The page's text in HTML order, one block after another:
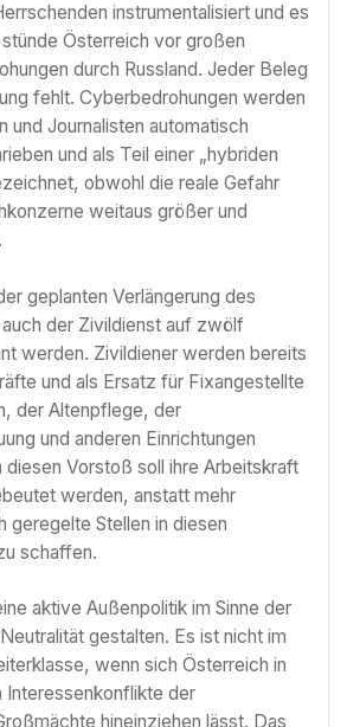
instrumentalisiert und es
Österreich vor großen
durch Russland. Jeder Beleg
fehlt. Cyberbedrohungen werden
und Journalisten automatisch
und als Teil einer „hybriden
obwohl die reale Gefahr
weitaus größer und
geplanten Verlängerung des
der Zivildienst auf zwölf
werden. Zivildiener werden bereits
und als Ersatz für Fixangestellte
der Altenpflege, der
und anderen Einrichtungen
Vorstoß soll ihre Arbeitskraft
werden, anstatt mehr
geregelte Stellen in diesen
schaffen.
aktive Außenpolitik im Sinne der
gestalten. Es ist nicht im
wenn sich Österreich in
Interessenkonflikte der
hineinziehen lässt. Das